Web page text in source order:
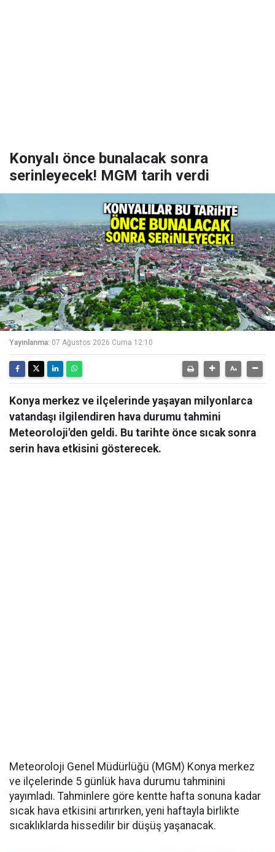
Konyalı önce bunalacak sonra
serinleyecek! MGM tarih verdi
Yayınlanma: 07 Ağustos 2026 Cuma 12:10
Konya merkez ve ilçelerinde yaşayan milyonlarca
vatandaşı ilgilendiren hava durumu tahmini
Meteoroloji'den geldi. Bu tarihte önce sıcak sonra
serin hava etkisini gösterecek.
Meteoroloji Genel Müdürlüğü (MGM) Konya merkez
ve ilçelerinde 5 günlük hava durumu tahminini
yayımladı. Tahminlere göre kentte hafta sonuna kadar
sıcak hava etkisini artırırken, yeni haftayla birlikte
sıcaklıklarda hissedilir bir düşüş yaşanacak.